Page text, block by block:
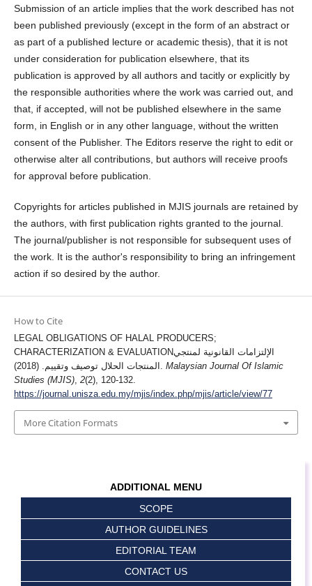
Submission of an article implies that the work described has not
been published previously (except in the form of an abstract or
as part of a published lecture or academic thesis), that it is not
under consideration for publication elsewhere, that its
publication is approved by all authors and tacitly or explicitly by
the responsible authorities where the work was carried out, and
that, if accepted, will not be published elsewhere in the same
form, in English or in any other language, without the written
consent of the Publisher. The Editors reserve the right to edit or
otherwise alter all contributions, but authors will receive proofs
for approval before publication.
Copyrights for articles published in MJIS journals are retained by
the authors, with first publication rights granted to the journal.
The journal/publisher is not responsible for subsequent uses of
the work. It is the author's responsibility to bring an infringement
action if so desired by the author.
How to Cite
LEGAL OBLIGATIONS OF HALAL PRODUCERS;
CHARACTERIZATION & EVALUATIONالإلتزامات القانونية لمنتجي
المنتجات الحلال توصيف وتقييم. (2018). Malaysian Journal Of Islamic
Studies (MJIS), 2(2), 120-132.
https://journal.unisza.edu.my/mjis/index.php/mjis/article/view/77
More Citation Formats
ADDITIONAL MENU
SCOPE
AUTHOR GUIDELINES
EDITORIAL TEAM
CONTACT US